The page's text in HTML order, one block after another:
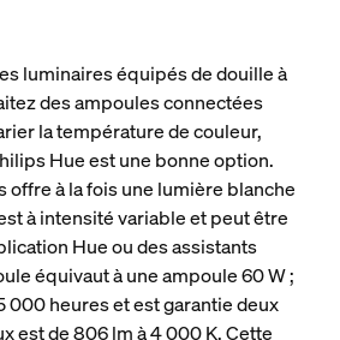
luminaires équipés de douille à
des ampoules connectées
la température de couleur,
Hue est une bonne option.
offre à la fois une lumière blanche
à intensité variable et peut être
Hue ou des assistants
équivaut à une ampoule 60 W ;
000 heures et est garantie deux
est de 806 lm à 4 000 K. Cette